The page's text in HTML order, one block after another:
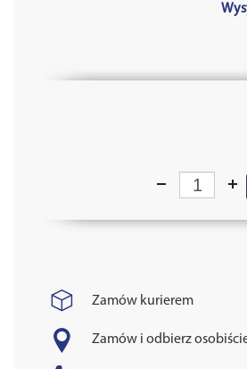
Zamów kurierem
Zamów i odbierz